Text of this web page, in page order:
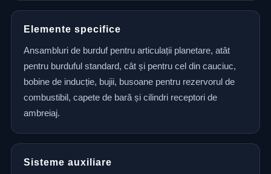
Elemente specifice
Ansambluri de burduf pentru articulații planetare, atât
pentru burduful standard, cât și pentru cel din cauciuc,
bobine de inducție, bujii, busoane pentru rezervorul de
combustibil, capete de bară și cilindri receptori de
ambreiaj.
Sisteme auxiliare